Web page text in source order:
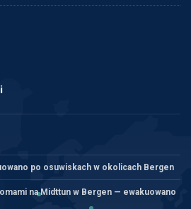
po osuwiskach w okolicach Bergen
na Midttun w Bergen — ewakuowano